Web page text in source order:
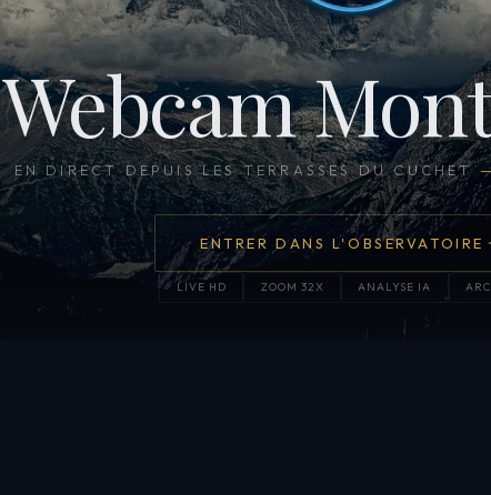
Webcam
EN DIRECT DEPUIS LES TERRASSES DU CUCHET—
ENTRER DANS L'OBSERVATOIRE
LIVE HD ZOOM 32X ANALYSE IA